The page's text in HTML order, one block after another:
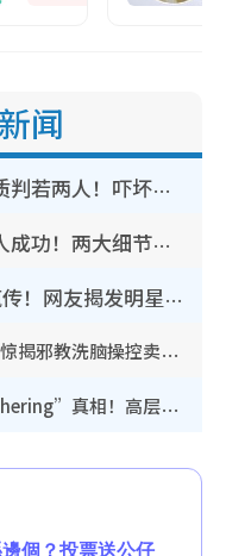
闻
简淑儿染金发剪短头发气质判若两人！吓坏老公麦大力都认不出：“你做什么？”
汤洛雯传终于有好消息造人成功！两大细节曝孕味极浓引猜测：大肚婆先会咁！
8大最没礼貌艺人名单被疯传！网友揭发明星真面目，一致数落这一位是无品天花板？
银行高管“沉船”爆案中案！惊揭邪教洗脑操控卖淫被吞600万，幕后黑手讲多错多
林芊妤亲解12年前“残厕Gathering”真相！高层解约一句话重创尊严，至今拒返TVB